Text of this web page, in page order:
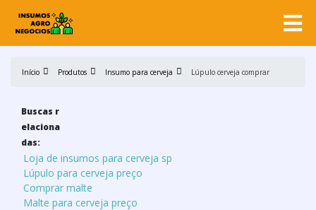
Início Produtos Insumo para cerveja Lúpulo cerveja comprar
Buscas r
elaciona
das:
Loja de insumos para cerveja sp
Lúpulo para cerveja preço
Comprar malte
Malte para cerveja preço